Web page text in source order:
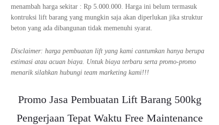
menambah harga sekitar : Rp 5.000.000. Harga ini belum termasuk
kontruksi lift barang yang mungkin saja akan diperlukan jika struktur
beton yang ada dibangunan tidak memenuhi syarat.
Disclaimer: harga pembuatan lift yang kami cantumkan hanya berupa
estimasi atau acuan biaya. Untuk biaya terbaru serta promo-promo
menarik silahkan hubungi team marketing kami!!!
Promo Jasa Pembuatan Lift Barang 500kg
Pengerjaan Tepat Waktu Free Maintenance